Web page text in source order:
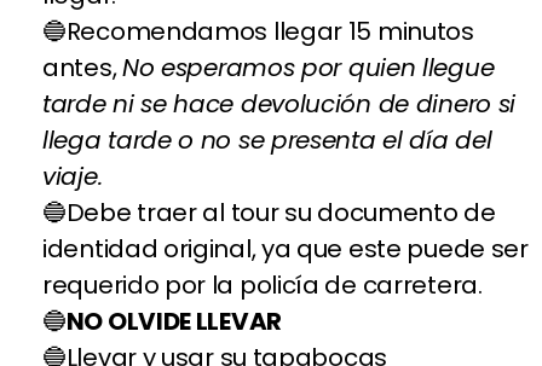
Recomendamos llegar 15 minutos
antes,No esperamos por quien llegue
tarde ni se hace devolución de dinero si
llega tarde o no se presenta el día del
viaje.
Debe traer al tour su documento de
identidad original, ya que este puede ser
requerido por la policía de carretera.
NO OLVIDE LLEVAR
Llevar y usar su tapabocas